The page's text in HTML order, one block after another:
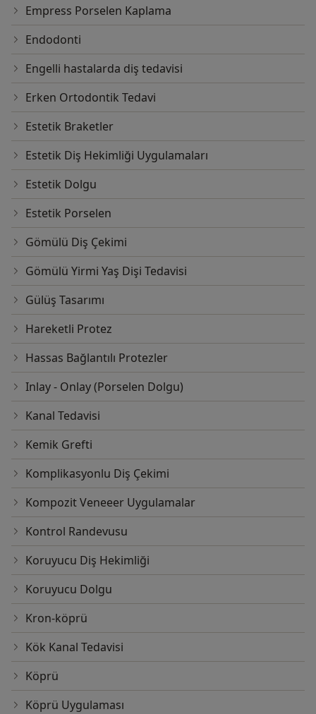
Empress Porselen Kaplama
Endodonti
Engelli hastalarda diş tedavisi
Erken Ortodontik Tedavi
Estetik Braketler
Estetik Diş Hekimliği Uygulamaları
Estetik Dolgu
Estetik Porselen
Gömülü Diş Çekimi
Gömülü Yirmi Yaş Dişi Tedavisi
Gülüş Tasarımı
Hareketli Protez
Hassas Bağlantılı Protezler
Inlay - Onlay (Porselen Dolgu)
Kanal Tedavisi
Kemik Grefti
Komplikasyonlu Diş Çekimi
Kompozit Veneeer Uygulamalar
Kontrol Randevusu
Koruyucu Diş Hekimliği
Koruyucu Dolgu
Kron-köprü
Kök Kanal Tedavisi
Köprü
Köprü Uygulaması